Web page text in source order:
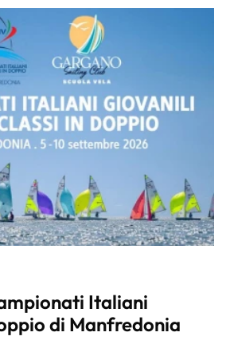
Italiani
di Manfredonia